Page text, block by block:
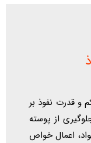
و قدرت نفوذ بر
جلوگیری از پوسته
اعمال خواص